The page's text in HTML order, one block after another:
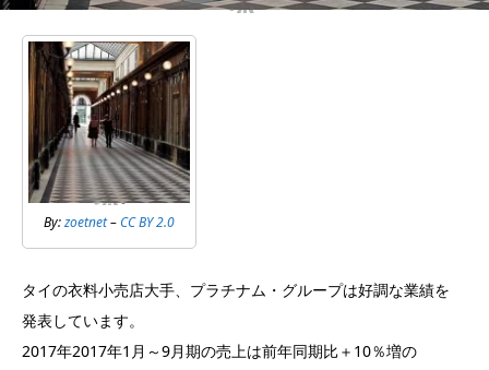
By:zoetnet–CC BY 2.0
タイの衣料小売店大手、プラチナム・グループは好調な業績を
発表しています。
2017年2017年1月～9月期の売上は前年同期比＋10％増の